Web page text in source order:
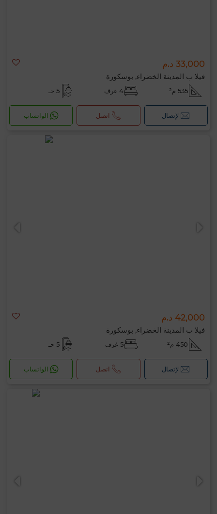
33,000 د.م
فيلا ب المدينة الخضراء, بوسكورة
535 م² 4 غرف 5 حـ
لإتصال اتصل الواتساب
42,000 د.م
فيلا ب المدينة الخضراء, بوسكورة
450 م² 5 غرف 5 حـ
لإتصال اتصل الواتساب